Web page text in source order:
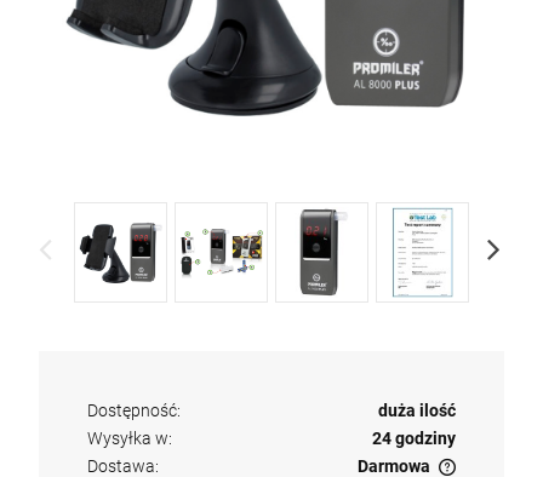
Dostępność:
duża ilość
Wysyłka w:
24 godziny
Dostawa:
Darmowa